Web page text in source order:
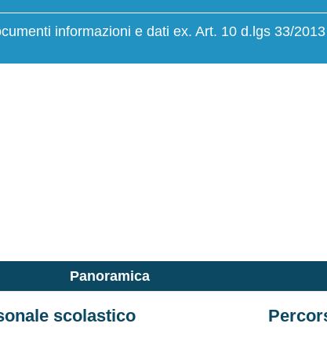
Panoramica
scolastico
informazioni e dati ex. Art. 10 d.lgs 33/